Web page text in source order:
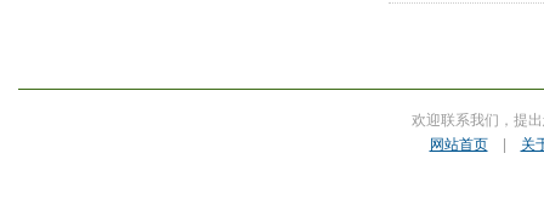
欢迎联系我们，提
网站首页| 关